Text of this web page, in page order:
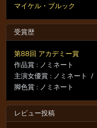
マイケル・ブルック
受賞歴
第88回 アカデミー賞
作品賞 : ノミネート
主演女優賞 : ノミネート /
脚色賞 : ノミネート
レビュー投稿